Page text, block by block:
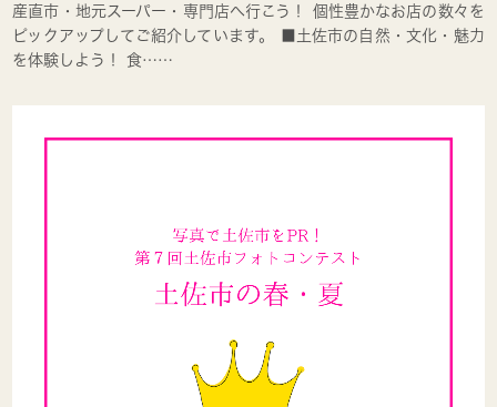
産直市・地元スーパー・専門店へ行こう！ 個性豊かなお店の数々を
ピックアップしてご紹介しています。 ■土佐市の自然・文化・魅力
を体験しよう！ 食……